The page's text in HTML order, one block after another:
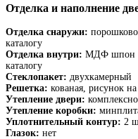
Отделка и наполнение
Отделка снаружи:
каталогу
Отделка внутри: МДФ шпон
каталогу
Стеклопакет: двухкамерный
Решетка: кованая, рисунок
Утепление двери:
Утепление коробки:
Уплотнительный контур: 2
Глазок: нет